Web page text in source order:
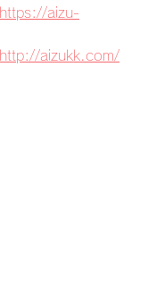
https://aizu-
http://aizukk.com/